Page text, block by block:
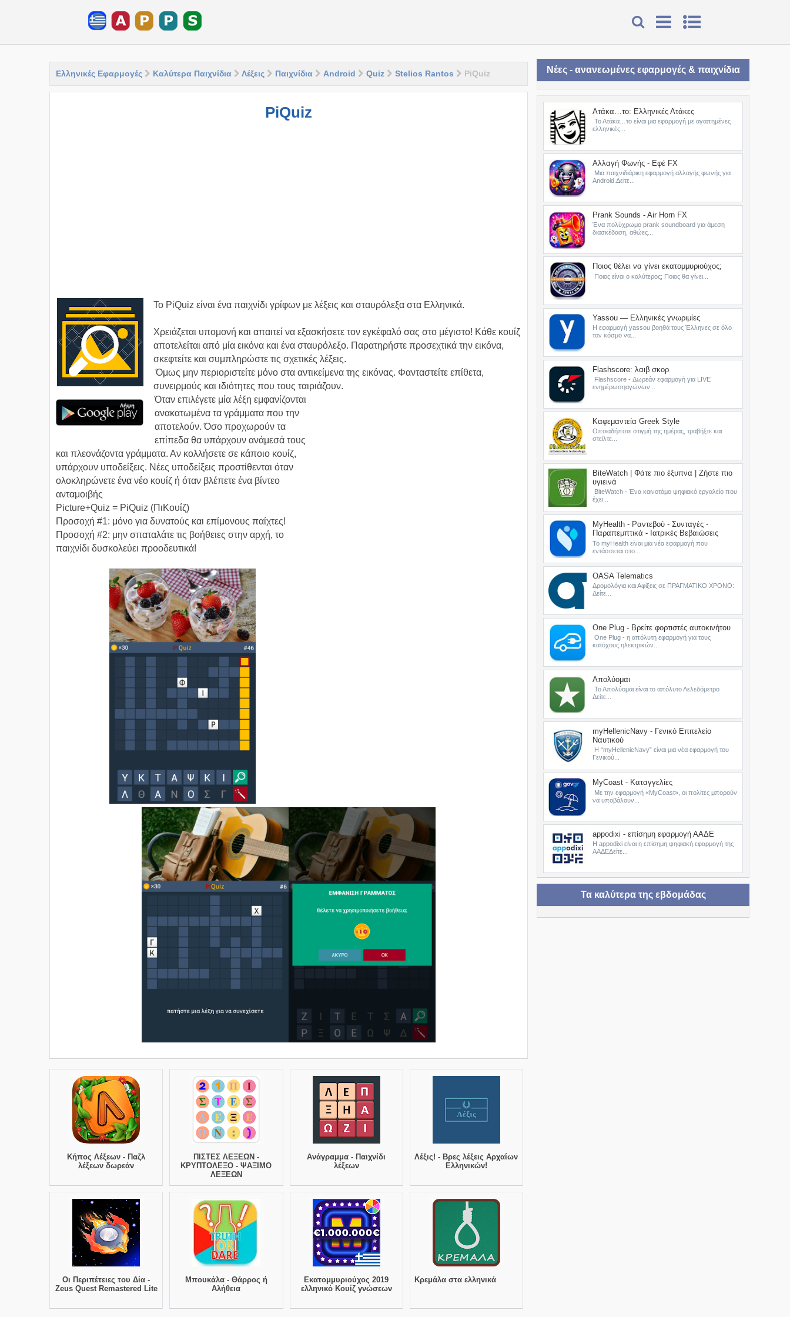
Ελληνικές Εφαρμογές Καλύτερα Παιχνίδια Λέξεις Παιχνίδια Android Quiz Stelios Rantos PiQuiz
PiQuiz
Το PiQuiz είναι ένα παιχνίδι γρίφων με λέξεις και σταυρόλεξα στα Ελληνικά.
Χρειάζεται υπομονή και απαιτεί να εξασκήσετε τον εγκέφαλό σας στο μέγιστο! Κάθε κουίζ
αποτελείται από μία εικόνα και ένα σταυρόλεξο. Παρατηρήστε προσεχτικά την εικόνα,
σκεφτείτε και συμπληρώστε τις σχετικές λέξεις.
Όμως μην περιοριστείτε μόνο στα αντικείμενα της εικόνας. Φανταστείτε επίθετα,
συνειρμούς και ιδιότητες που τους ταιριάζουν.
Όταν επιλέγετε μία λέξη εμφανίζονται
ανακατωμένα τα γράμματα που την
αποτελούν. Όσο προχωρούν τα
επίπεδα θα υπάρχουν ανάμεσά τους
και πλεονάζοντα γράμματα. Αν κολλήσετε σε κάποιο κουίζ,
υπάρχουν υποδείξεις. Νέες υποδείξεις προστίθενται όταν
ολοκληρώνετε ένα νέο κουίζ ή όταν βλέπετε ένα βίντεο
ανταμοιβής
Picture+Quiz = PiQuiz (ΠιΚουίζ)
Προσοχή #1: μόνο για δυνατούς και επίμονους παίχτες!
Προσοχή #2: μην σπαταλάτε τις βοήθειες στην αρχή, το
παιχνίδι δυσκολεύει προοδευτικά!
Κήπος Λέξεων - Παζλ
λέξεων δωρεάν
ΠΙΣΤΕΣ ΛΕΞΕΩΝ -
ΚΡΥΠΤΟΛΕΞΟ - ΨΑΞΙΜΟ
ΛΕΞΕΩΝ
Ανάγραμμα - Παιχνίδι
λέξεων
Λέξις! - Βρες λέξεις Αρχαίων
Ελληνικών!
Οι Περιπέτειες του Δία -
Zeus Quest Remastered Lite
Μπουκάλα - Θάρρος ή
Αλήθεια
Εκατομμυριούχος 2019
ελληνικό Κουίζ γνώσεων
Κρεμάλα στα ελληνικά
Νέες - ανανεωμένες εφαρμογές & παιχνίδια
Ατάκα…το: Ελληνικές Ατάκες
Το Ατάκα…το είναι μια εφαρμογή με αγαπημένες
ελληνικές...
Αλλαγή Φωνής - Εφέ FX
Μια παιχνιδιάρικη εφαρμογή αλλαγής φωνής για
Android.Δείτε...
Prank Sounds - Air Horn FX
Ένα πολύχρωμο prank soundboard για άμεση
διασκέδαση, αθώες...
Ποιος θέλει να γίνει εκατομμυριούχος;
Ποιος είναι ο καλύτερος; Ποιος θα γίνει...
Yassou — Ελληνικές γνωριμίες
Η εφαρμογή yassou βοηθά τους Έλληνες σε όλο
τον κόσμο να...
Flashscore: λαιβ σκορ
Flashscore - Δωρεάν εφαρμογή για LIVE
ενημέρωσηαγώνων...
Καφεμαντεία Greek Style
Οποιαδήποτε στιγμή της ημέρας, τραβήξτε και
στείλτε...
BiteWatch | Φάτε πιο έξυπνα | Ζήστε πιο
υγιεινά
BiteWatch - Ένα καινοτόμο ψηφιακό εργαλείο που
έχει...
MyHealth - Ραντεβού - Συνταγές -
Παραπεμπτικά - Ιατρικές Βεβαιώσεις
Το myHealth είναι μια νέα εφαρμογή που
εντάσσεται στο...
OASA Telematics
Δρομολόγια και Αφίξεις σε ΠΡΑΓΜΑΤΙΚΟ ΧΡΟΝΟ:
Δείτε...
One Plug - Βρείτε φορτιστές αυτοκινήτου
One Plug - η απόλυτη εφαρμογή για τους
κατόχους ηλεκτρικών...
Απολύομαι
Το Απολύομαι είναι το απόλυτο Λελεδόμετρο
Δείτε...
myHellenicNavy - Γενικό Επιτελείο
Ναυτικού
Η “myHellenicNavy” είναι μια νέα εφαρμογή του
Γενικού...
MyCoast - Καταγγελίες
Με την εφαρμογή «MyCoast», οι πολίτες μπορούν
να υποβάλουν...
appodixi - επίσημη εφαρμογή ΑΑΔΕ
Η appodixi είναι η επίσημη ψηφιακή εφαρμογή της
ΑΑΔΕΔείτε...
Τα καλύτερα της εβδομάδας